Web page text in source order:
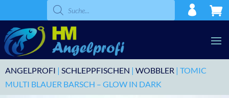
Products
search
ANGELPROFI | SCHLEPPFISCHEN | WOBBLER | TOMIC
MULTI BLAUER BARSCH – GLOW IN DARK